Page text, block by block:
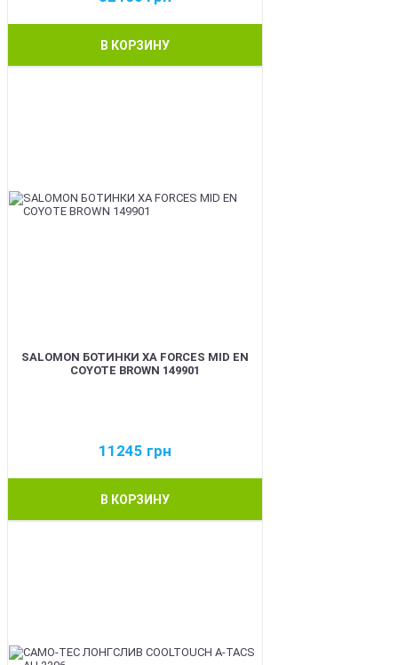
В КОРЗИНУ
SALOMON БОТИНКИ XA FORCES MID EN
COYOTE BROWN 149901
11245 грн
В КОРЗИНУ